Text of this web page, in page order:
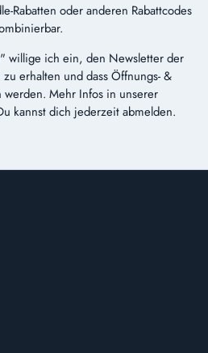
Rabatten oder anderen Rabattcodes
willige ich ein, den Newsletter der
erhalten und dass Öffnungs- &
werden. Mehr Infos in unserer
kannst dich jederzeit abmelden.